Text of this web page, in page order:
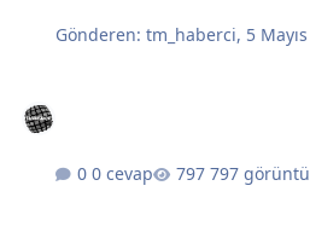
Gönderen:tm_haberci, 5 Mayıs
0 cevap 797 görüntü